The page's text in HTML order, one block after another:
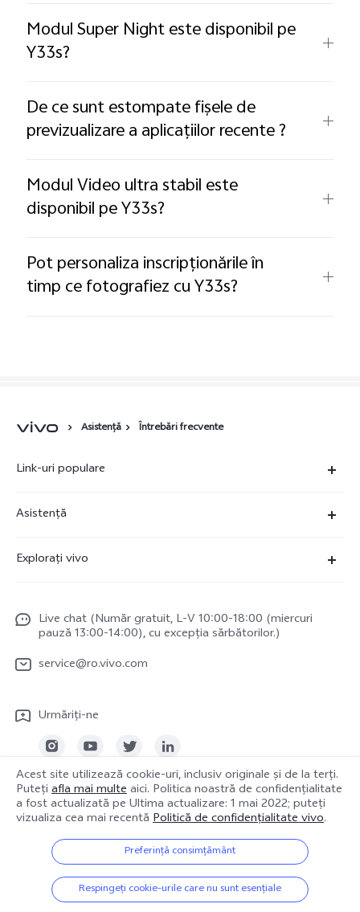
Modul Super Night este disponibil pe
Y33s?
De ce sunt estompate fișele de
previzualizare a aplicațiilor recente ?
Modul Video ultra stabil este
disponibil pe Y33s?
Pot personaliza inscripționările în
timp ce fotografiez cu Y33s?
Asistență Întrebări frecvente
Link-uri populare
V23 5G
Y35
Y22s
Asistență
Funtouch OS
Trimite la reparatie
Autentificare IMEI
Actualizarea sistemului
Manual de utilizare
Jurnal de actualizare
Politica privind garanția
Explorați vivo
Viața cu vivo
vivo Netiquette
Mențiuni legale
Durabilitate
Centrul de confidențialitate vivo
Live chat (Număr gratuit, L-V 10:00-18:00 (miercuri
pauză 13:00-14:00), cu excepția sărbătorilor.)
service@ro.vivo.com
Urmăriți-ne
Romania | Selectați țara/regiunea
© 2026 vivo Mobile Communication Co., Ltd. Toate drepturile rezervate.
Politica noastră | Politica privind cookie-urile |
Suport pentru confidențialitate | Politica vivo privind datele |
Acest site utilizează cookie-uri, inclusiv originale și de la terți.
Puteți afla mai multeaici. Politica noastră de confidențialitate
a fost actualizată pe Ultima actualizare: 1 mai 2022; puteți
vizualiza cea mai recentă Politică de confidențialitate vivo.
Preferință consimțământ
Respingeți cookie-urile care nu sunt esențiale